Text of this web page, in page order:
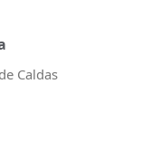
Caldas